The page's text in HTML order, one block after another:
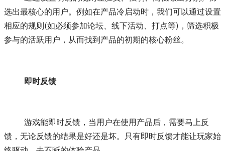
选出最核心的用户。例如在产品冷启动时，我们可以通过设置
相应的规则(如必须参加论坛、线下活动、打点等)，筛选积极
参与的活跃用户，从而找到产品的初期的核心粉丝。
即时反馈
馈，无论反馈的结果是好还是坏。只有即时反馈才能让玩家始